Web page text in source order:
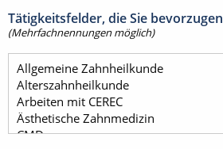
Tätigkeitsfelder, die Sie bevorzugen
(Mehrfachnennungen möglich)